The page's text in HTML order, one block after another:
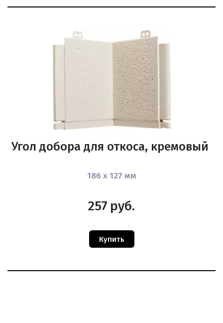
Угол добора для откоса, кремовый
186 х 127 мм
257 руб.
Купить